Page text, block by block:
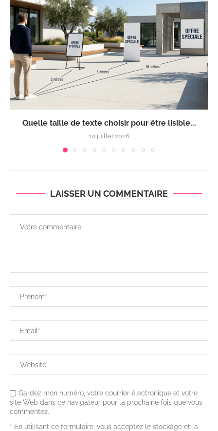
Quelle taille de texte choisir pour être lisible...
10 juillet 2026
LAISSER UN COMMENTAIRE
Gardez mon numéro, votre courrier électronique et votre
site Web dans ce navigateur pour la prochaine fois que vous
commentez.
* En utilisant ce formulaire, vous acceptez le stockage et la